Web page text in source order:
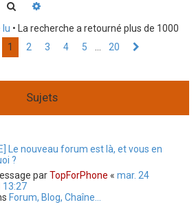
Rechercher
lu • La recherche a retourné plus de 1000
Page 1sur 20
1 2 3 4 5 20
Sujets
Le nouveau forum est là, et vous en
?
parTopForPhone « mar. 24
13:27
Forum, Blog, Chaîne...